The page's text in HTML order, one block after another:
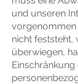
und unseren
vorgenommen
nicht feststeht,
überwiegen,